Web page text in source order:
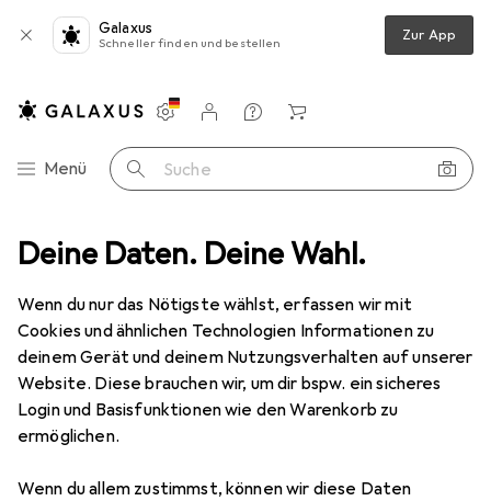
Deine Daten. Deine Wahl.
Wenn du nur das Nötigste wählst, erfassen wir mit
Cookies und ähnlichen Technologien Informationen zu
deinem Gerät und deinem Nutzungsverhalten auf unserer
Website. Diese brauchen wir, um dir bspw. ein sicheres
Login und Basisfunktionen wie den Warenkorb zu
ermöglichen.
Wenn du allem zustimmst, können wir diese Daten
Galaxus
Schneller finden und bestellen Zur App
Navigation nach Kategorien
Menü Suche
Einstellungen
Kundenkonto
Vergleichslisten
Merklisten
Warenkorb
Heissner
Kategorien anzeigen
Diese Marke gefällt mir